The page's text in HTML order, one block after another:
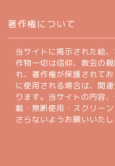
著作権について
当サイトに掲示された絵
作物一切は信仰、教会の
れ、著作権が保護されて
に使用される場合は、関
ります。当サイトの内容
載・無断使用・スクリー
さらないようお願いいたし
お